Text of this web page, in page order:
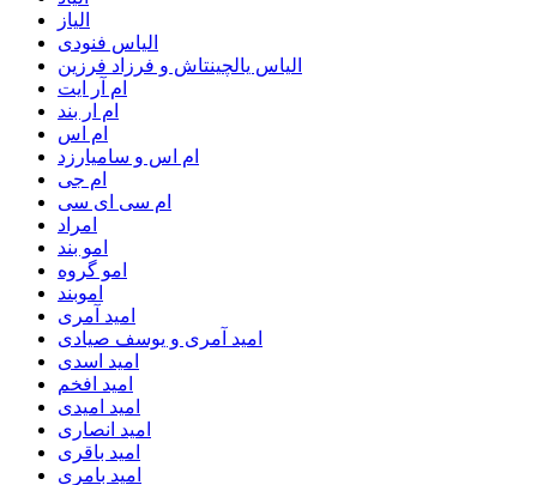
الیاز
الیاس فنودی
الیاس یالچینتاش و فرزاد فرزین
ام آر ایت
ام‌ ار بند
ام اس
ام اس و سامیارزد
ام جی
ام سی ای سی
امراد
امو بند
امو گروه
اموبند
امید آمری
امید آمری و یوسف صیادی
امید اسدی
امید افخم
امید امیدی
امید انصاری
امید باقری
امید بامری